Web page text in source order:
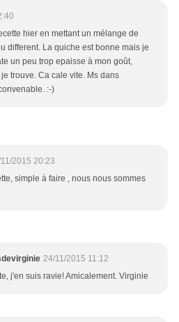
hier en mettant un mélange de
different. La quiche est bonne mais je
un peu trop epaisse à mon goût,
trouve. Ca cale vite. Ms dans
:-)
2015 20:23
simple à faire , nous nous sommes
24/11/2015 11:12
j'en suis ravie! Amicalement. Virginie